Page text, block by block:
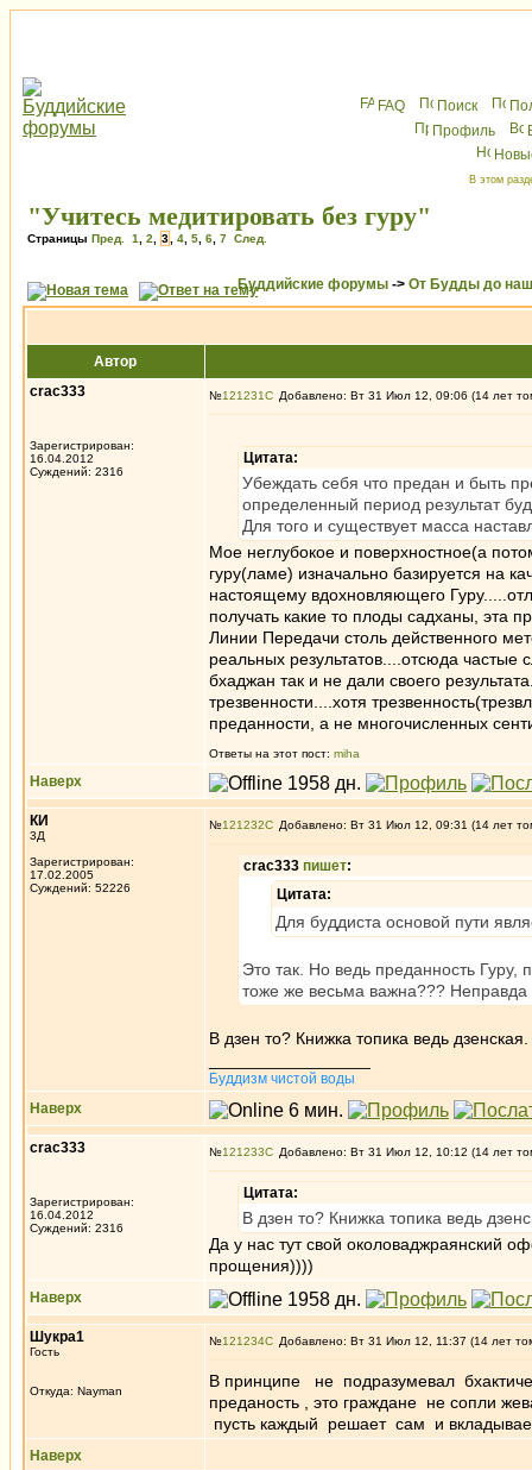
FAQ Поиск
Профиль
В этом
"Учитесь медитировать без гуру"
Страницы Пред. 1 2 3 4 5 6 7 След.
Буддийские форумы -> От Будды до
Автор
crac333
Зарегистрирован:
16.04.2012
Суждений: 2316
№121231 Добавлено: Вт 31 Июл 12, 09:06 (14 лет
Цитата:
Убеждать себя что предан и быть
определенный период результат
Для того и существует масса
Мое неглубокое и поверхностное(а
гуру(ламе) изначально базируется на
настоящему вдохновляющего
получать какие то плоды садханы, эта
Линии Передачи столь действенного
реальных результатов....отсюда
бхаджан так и не дали своего
трезвенности....хотя
преданности, а не многочисленных
Ответы на этот пост: miha
Наверх
КИ
3Д
Зарегистрирован:
17.02.2005
Суждений: 52226
№121232 Добавлено: Вт 31 Июл 12, 09:31 (14 лет
crac333 пишет:
Цитата:
Для буддиста основой пути
Это так. Но ведь преданность
тоже же весьма важна??? Неправда
В дзен то? Книжка топика ведь дзенская.
Буддизм чистой воды
Наверх
crac333
Зарегистрирован:
16.04.2012
Суждений: 2316
№121233 Добавлено: Вт 31 Июл 12, 10:12 (14 лет
Цитата:
В дзен то? Книжка топика ведь
Да у нас тут свой околоваджраянский
прощения))))
Наверх
Шукра1
Гость
Откуда: Nayman
№121234 Добавлено: Вт 31 Июл 12, 11:37 (14 лет
В принципе не подразумевал
преданость , это граждане не сопли
пусть каждый решает сам и
Наверх